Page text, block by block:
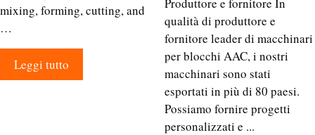
mixing, forming, cutting, and
…
Leggi tutto
qualità di produttore e
fornitore leader di macchinari
per blocchi AAC, i nostri
macchinari sono stati
esportati in più di 80 paesi.
Possiamo fornire progetti
personalizzati e ...